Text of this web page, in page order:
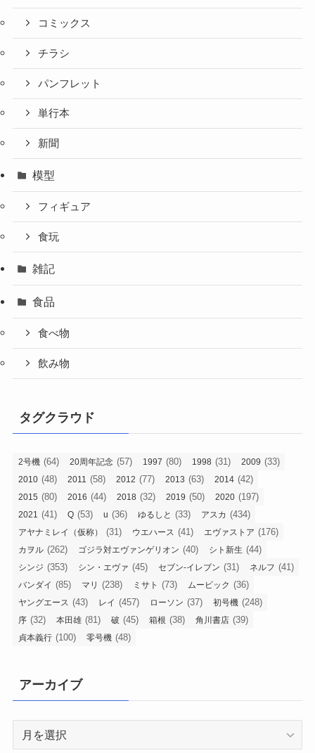
コミックス
チラシ
パンフレット
単行本
新聞
模型
フィギュア
食玩
雑記
食品
食べ物
飲み物
タグクラウド
2号機 (64) 20周年記念 (57) 1997 (80) 1998 (31) 2009 (33)
2010 (48) 2011 (58) 2012 (77) 2013 (63) 2014 (42)
2015 (80) 2016 (44) 2018 (32) 2019 (50) 2020 (197)
2021 (41) Q (53) u (36) ゆるしと (33) アスカ (434)
アヤナミレイ（仮称） (31) ウエハース (41) エヴァストア (176)
カヲル (262) ゴジラ対エヴァンゲリオン (40) シト新生 (44)
シンジ (353) シン・エヴァ (45) セブン-イレブン (31) ネルフ (41)
バンダイ (85) マリ (238) ミサト (73) ムービック (36)
ヤングエース (43) レイ (457) ローソン (37) 初号機 (248)
序 (32) 本田雄 (81) 破 (45) 箱根 (38) 角川書店 (39)
貞本義行 (100) 零号機 (48)
アーカイブ